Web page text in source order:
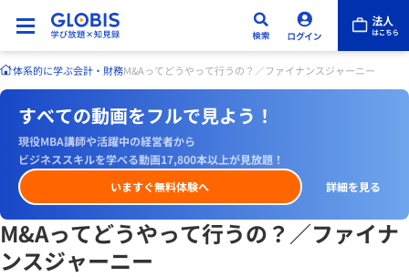
体系的に学ぶ会計・財務M&Aってどうやって行うの？／ファイナンスジャーニー
すべての動画をフルで見よう！
現役MBA講師や活躍中の経営者から
ビジネススキルを学べる動画17,800本以上が見放題！
いますぐ無料体験へ
詳細を見る
M&Aってどうやって行うの？／ファイナ
ンスジャーニー